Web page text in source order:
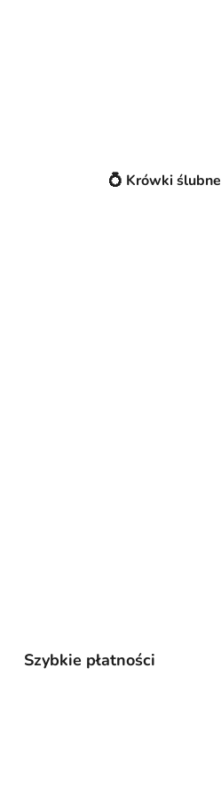
💍 Krówki ślubne
Szybkie płatności